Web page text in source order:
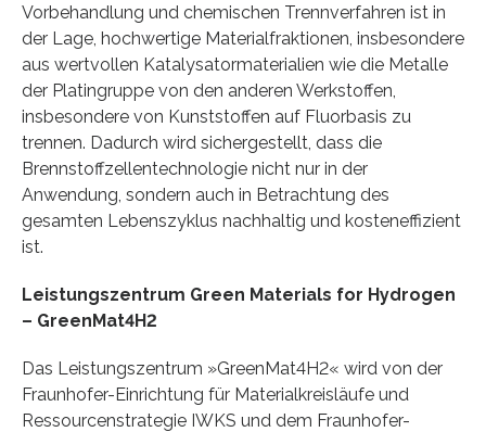
Vorbehandlung und chemischen Trennverfahren ist in
der Lage, hochwertige Materialfraktionen, insbesondere
aus wertvollen Katalysatormaterialien wie die Metalle
der Platingruppe von den anderen Werkstoffen,
insbesondere von Kunststoffen auf Fluorbasis zu
trennen. Dadurch wird sichergestellt, dass die
Brennstoffzellentechnologie nicht nur in der
Anwendung, sondern auch in Betrachtung des
gesamten Lebenszyklus nachhaltig und kosteneffizient
ist.
Leistungszentrum Green Materials for Hydrogen
– GreenMat4H2
Das Leistungszentrum »GreenMat4H2« wird von der
Fraunhofer-Einrichtung für Materialkreisläufe und
Ressourcenstrategie IWKS und dem Fraunhofer-